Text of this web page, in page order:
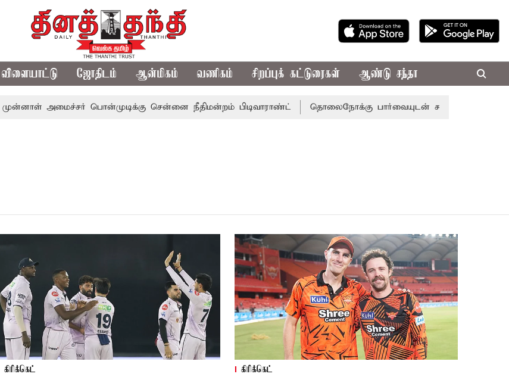
விளையாட்டு ஜோதிடம் ஆன்மிகம் வணிகம் சிறப்புக் கட்டுரைகள் ஆண்டு சந்தா
முன்னாள் அமைச்சர் பொன்முடிக்கு சென்னை நீதிமன்றம் பிடிவாராண்ட் தொலைநோக்கு பார்வையுடன் கூடிய வேளாண்
கிரிக்கெட் கிரிக்கெட்